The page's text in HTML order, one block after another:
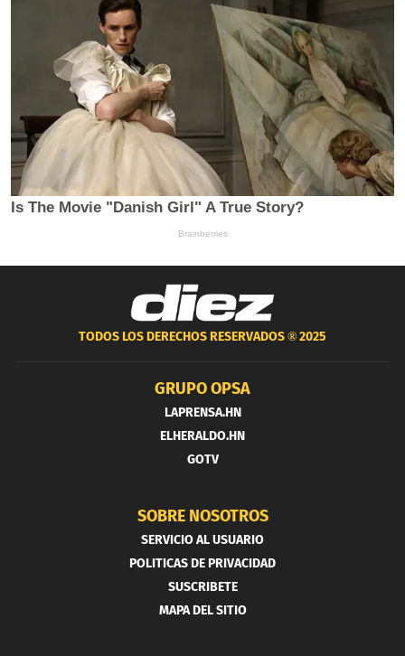
TODOS LOS DERECHOS RESERVADOS ®2025
GRUPO OPSA
LAPRENSA.HN
ELHERALDO.HN
GOTV
SOBRE NOSOTROS
SERVICIO AL USUARIO
POLITICAS DE PRIVACIDAD
SUSCRIBETE
MAPA DEL SITIO